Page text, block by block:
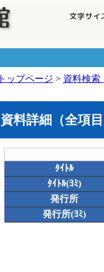
トップページ > 資料検索
資料詳細（全項
ﾀｲﾄﾙ
ﾀｲﾄﾙ(ﾖﾐ)
発行所
発行所(ﾖﾐ)